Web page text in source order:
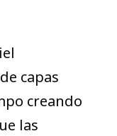
capas
creando
las